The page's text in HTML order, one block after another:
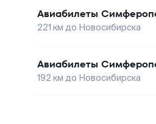
Авиабилеты
221 км до Новосибирска
Авиабилеты
192 км до Новосибирска